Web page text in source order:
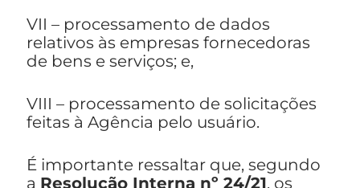
VII – processamento de dados
relativos às empresas fornecedoras
de bens e serviços; e,
VIII – processamento de solicitações
feitas à Agência pelo usuário.
É importante ressaltar que, segundo
a Resolução Interna nº 24/21, os